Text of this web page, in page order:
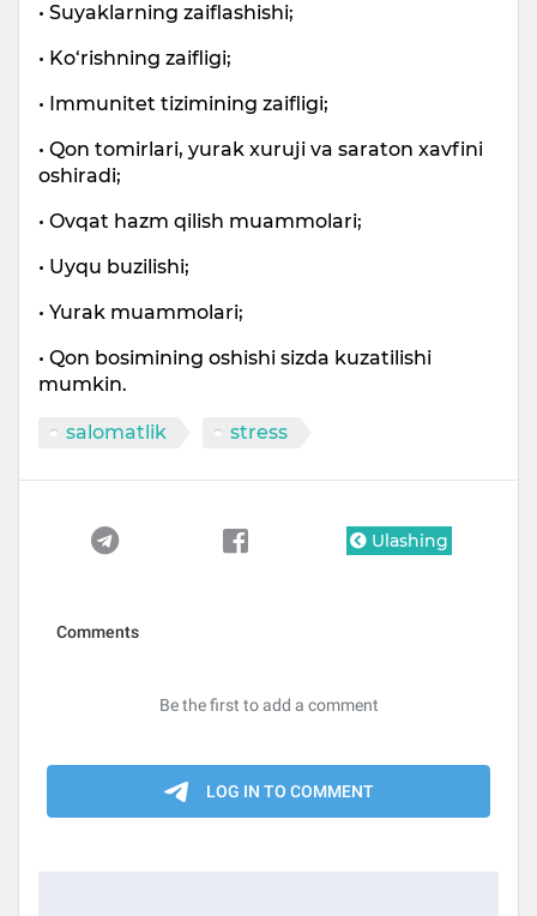
• Suyaklarning zaiflashishi;
• Ko‘rishning zaifligi;
• Immunitet tizimining zaifligi;
• Qon tomirlari, yurak xuruji va saraton xavfini
oshiradi;
• Ovqat hazm qilish muammolari;
• Uyqu buzilishi;
• Yurak muammolari;
• Qon bosimining oshishi sizda kuzatilishi
mumkin.
salomatlik stress
Ulashing